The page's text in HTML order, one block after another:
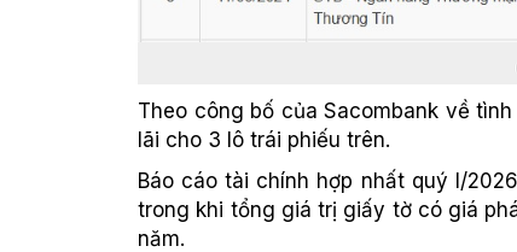
Theo công bố của Sacombank về
lãi cho 3 lô trái phiếu trên.
Báo cáo tài chính hợp nhất quý I/
trong khi tổng giá trị giấy tờ có giá
năm.